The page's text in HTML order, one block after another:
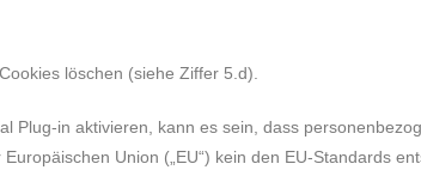
löschen (siehe Ziffer 5.d).
Plug-in aktivieren, kann es sein, dass
Union („EU“) kein den EU-Standards